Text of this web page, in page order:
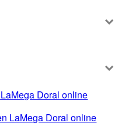
Doral online
LaMega Doral online